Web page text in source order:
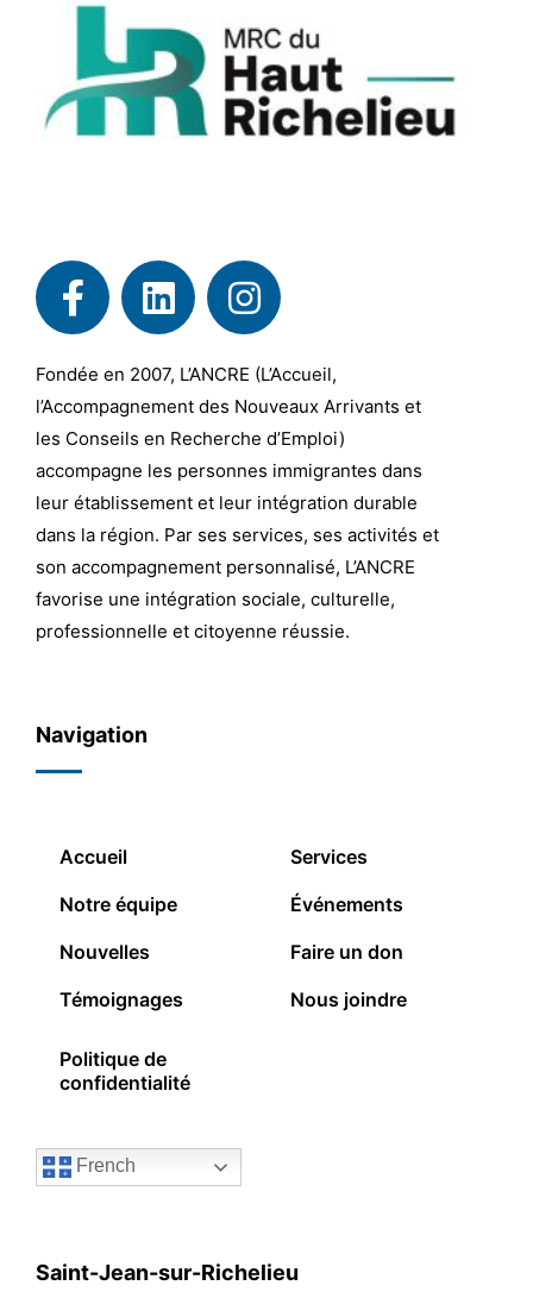
Fondée en 2007, L’ANCRE (L’Accueil,
l’Accompagnement des Nouveaux Arrivants et
les Conseils en Recherche d’Emploi)
accompagne les personnes immigrantes dans
leur établissement et leur intégration durable
dans la région. Par ses services, ses activités et
son accompagnement personnalisé, L’ANCRE
favorise une intégration sociale, culturelle,
professionnelle et citoyenne réussie.
Navigation
Accueil
Notre équipe
Nouvelles
Témoignages
Services
Événements
Faire un don
Nous joindre
Politique de
confidentialité
French
Saint-Jean-sur-Richelieu